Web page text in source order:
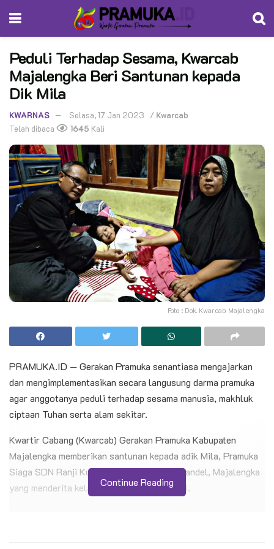
Peduli Terhadap Sesama, Kwarcab
Majalengka Beri Santunan kepada
Dik Mila
KWARNAS Selasa, 17 Jan 2023 / Kwarcab
Telah dibaca
1645 Kali
Foto : Dok. Kwarcab Majalengka
PRAMUKA.ID — Gerakan Pramuka senantiasa mengajarkan
dan mengimplementasikan secara langusung darma pramuka
agar anggotanya peduli terhadap sesama manusia, makhluk
ciptaan Tuhan serta alam sekitar.
Kwartir Cabang (Kwarcab) Gerakan Pramuka Kabupaten
Majalengka memberikan santunan kepada adik Mila, Pramuka
Siaga SDN Ranji Kulon 1 Kecamatan Kasokandel, Majalengka
yang menderita kelainan jantung sejak bayi.
Continue Reading